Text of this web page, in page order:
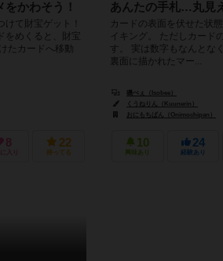
かわそう！
けて財宝ゲット！
をめくると、財宝
たカードへ移動
8
入り
22
持ってる
あんたの手札…丸見
カードの表面を伏せた状
イキング。 ただしカード
す。 実は数字もなんとな
裏面に描かれたマー...
磯べぇ（Isobee）
くうねりん（Kuunerin）
おにもちぱん（Onimochipan）
10
興味あり
24
経験あり